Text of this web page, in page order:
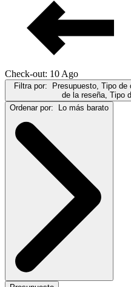
Check-out: 10 Ago
Filtra por:
Presupuesto, Tipo
de la reseña, Tipo
Ordenar por:
Lo más barato